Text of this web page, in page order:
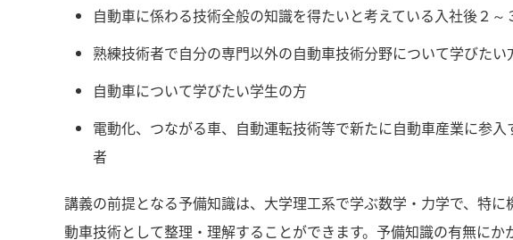
自動車に係わる技術全般の知識を得たいと考えている入社後２～
熟練技術者で自分の専門以外の自動車技術分野について学びたい
自動車について学びたい学生の方
電動化、つながる車、自動運転技術等で新たに自動車産業に参
者
講義の前提となる予備知識は、大学理工系で学ぶ数学・力学で、特
動車技術として整理・理解することができます。予備知識の有無に